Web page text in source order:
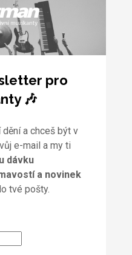
pro
🎶
a chceš být v
e-mail a my ti
dávku
a novinek
tvé pošty.